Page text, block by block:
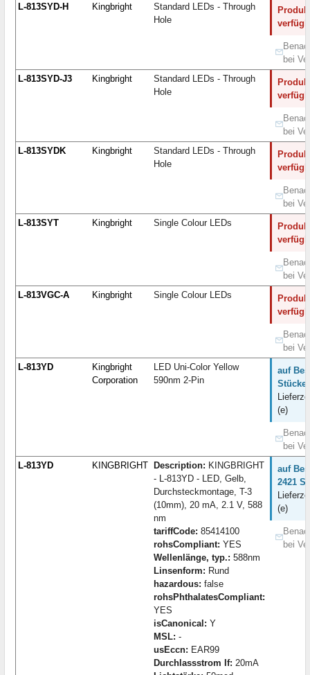
L-813SYD-H
Kingbright
Standard LEDs - Through
Hole
bei
L-813SYD-J3
Kingbright
Standard LEDs - Through
Hole
bei
L-813SYDK
Kingbright
Standard LEDs - Through
Hole
bei
L-813SYT
Kingbright Single Colour LEDs
bei
L-813VGC-A
Kingbright Single Colour LEDs
bei
L-813YD
Kingbright
Corporation
LED Uni-Color Yellow
590nm 2-Pin
auf
Stücke:
(e)
bei
L-813YD
KINGBRIGHT Description: KINGBRIGHT
- L-813YD - LED, Gelb,
Durchsteckmontage, T-3
(10mm), 20 mA, 2.1 V, 588
nm
tariffCode: 85414100
rohsCompliant: YES
Wellenlänge, typ.: 588nm
Linsenform: Rund
hazardous: false
rohsPhthalatesCompliant:
YES
isCanonical: Y
MSL: -
usEccn: EAR99
Durchlassstrom If: 20mA
auf
2421
(e)
bei